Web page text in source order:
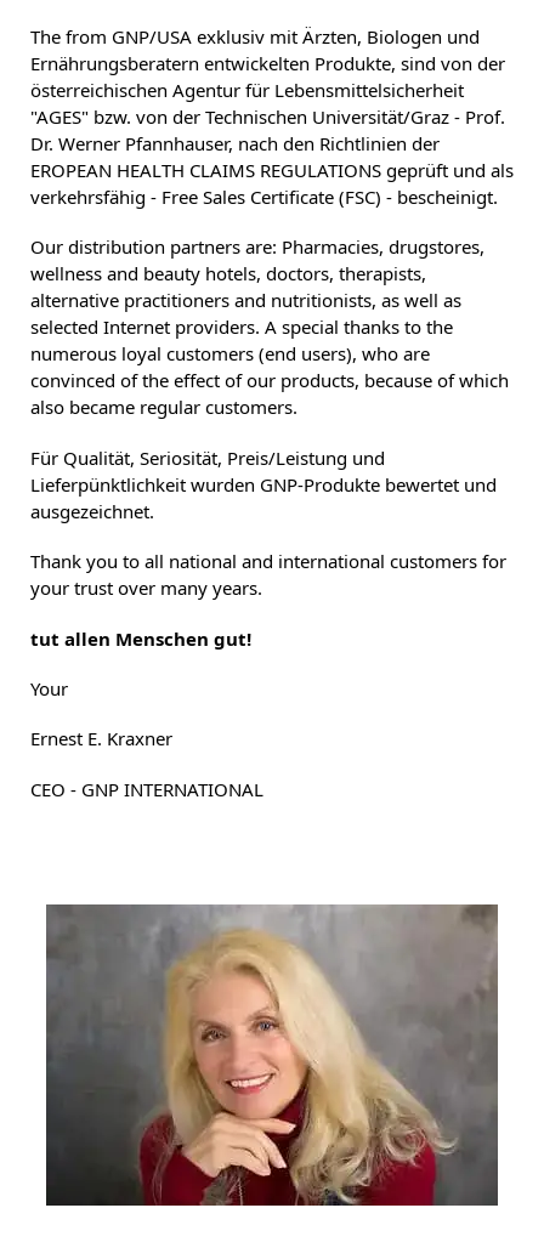
The from GNP/USA exklusiv mit Ärzten, Biologen und
Ernährungsberatern entwickelten Produkte, sind von der
österreichischen Agentur für Lebensmittelsicherheit
"AGES" bzw. von der Technischen Universität/Graz - Prof.
Dr. Werner Pfannhauser, nach den Richtlinien der
EROPEAN HEALTH CLAIMS REGULATIONS geprüft und als
verkehrsfähig - Free Sales Certificate (FSC) - bescheinigt.
Our distribution partners are: Pharmacies, drugstores,
wellness and beauty hotels, doctors, therapists,
alternative practitioners and nutritionists, as well as
selected Internet providers. A special thanks to the
numerous loyal customers (end users), who are
convinced of the effect of our products, because of which
also became regular customers.
Für Qualität, Seriosität, Preis/Leistung und
Lieferpünktlichkeit wurden GNP-Produkte bewertet und
ausgezeichnet.
Thank you to all national and international customers for
your trust over many years.
tut allen Menschen gut!
Your
Ernest E. Kraxner
CEO - GNP INTERNATIONAL